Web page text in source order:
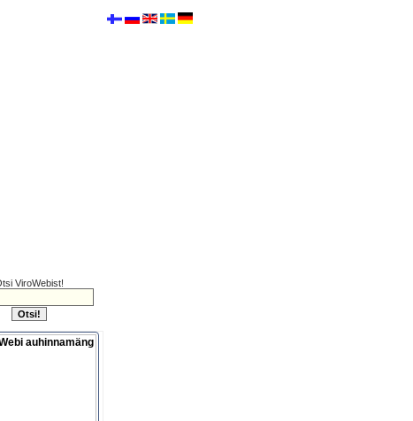
ViroWebist!